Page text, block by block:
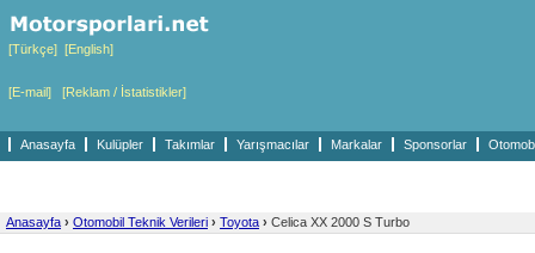
[Türkçe] [English]
[E-mail] [Reklam / İstatistikler]
Anasayfa Kulüpler Takımlar Yarışmacılar Markalar Sponsorlar
Anasayfa › Otomobil Teknik Verileri › Toyota › Celica XX 2000 S Turbo